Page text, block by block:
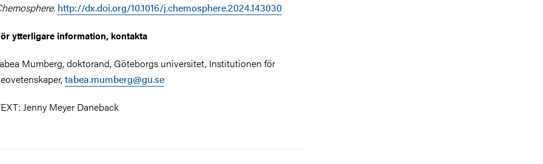
http://dx.doi.org/10.1016/j.chemosphere.2024.143030
ytterligare information, kontakta
Mumberg, doktorand, Göteborgs universitet, Institutionen för
tabea.mumberg@gu.se
Jenny Meyer Daneback